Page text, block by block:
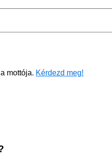
mottója. Kérdezd meg!